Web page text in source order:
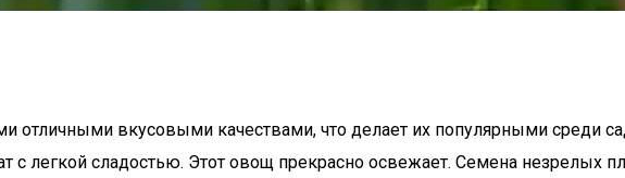
отличными вкусовыми качествами, что делает их популярными среди
легкой сладостью. Этот овощ прекрасно освежает. Семена незрелых